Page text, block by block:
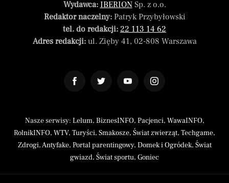
Wydawca: IBERIONSp. z o.o.
Redaktor naczelny:Patryk Przybyłowski
tel. do redakcji: 22 113 14 62
Adres redakcji:ul. Zięby 41, 02-808 Warszawa
Nasze serwisy: Lelum, BiznesINFO, Pacjenci, WawaINFO,
RolnikINFO, WTV, Turyści, Smakosze, Świat zwierząt, Techgame,
Zdrogi,Antyfake, Portal parentingowy, Domek i Ogródek, Świat
gwiazd, Świat sportu, Goniec